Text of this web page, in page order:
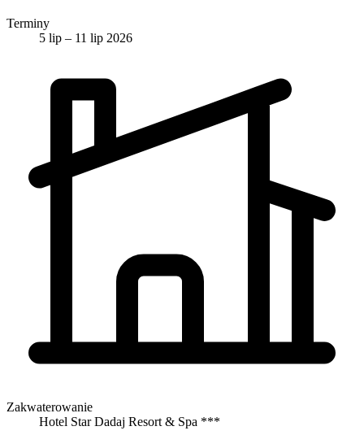
Terminy
5 lip – 11 lip 2026
Zakwaterowanie
Hotel Star Dadaj Resort & Spa ***